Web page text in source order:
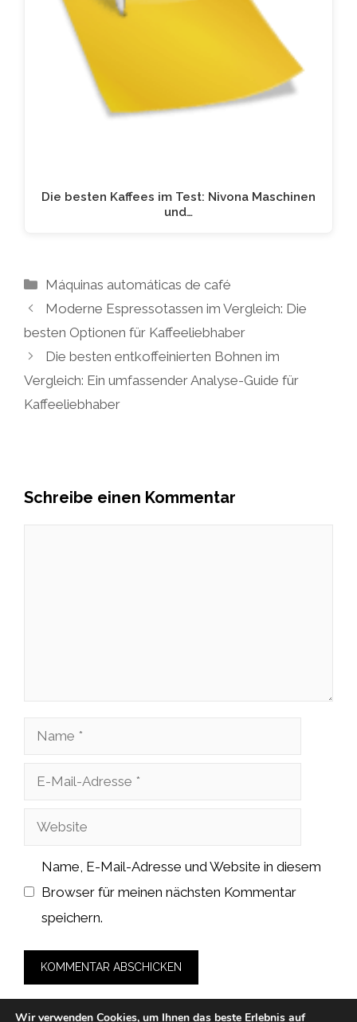
Die besten Kaffees im Test: Nivona Maschinen
und…
Kategorien
Máquinas automáticas de café
Moderne Espressotassen im Vergleich: Die
besten Optionen für Kaffeeliebhaber
Die besten entkoffeinierten Bohnen im
Vergleich: Ein umfassender Analyse-Guide für
Kaffeeliebhaber
Schreibe einen Kommentar
Name
Adresse
Website
Name, E-Mail-Adresse und Website in diesem
Browser für meinen nächsten Kommentar
speichern.
Wir verwenden Cookies, um Ihnen das beste Erlebnis auf